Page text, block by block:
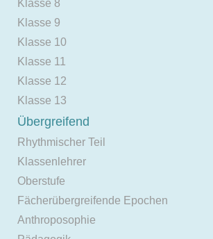
Klasse 8
Klasse 9
Klasse 10
Klasse 11
Klasse 12
Klasse 13
Übergreifend
Rhythmischer Teil
Klassenlehrer
Oberstufe
Fächerübergreifende Epochen
Anthroposophie